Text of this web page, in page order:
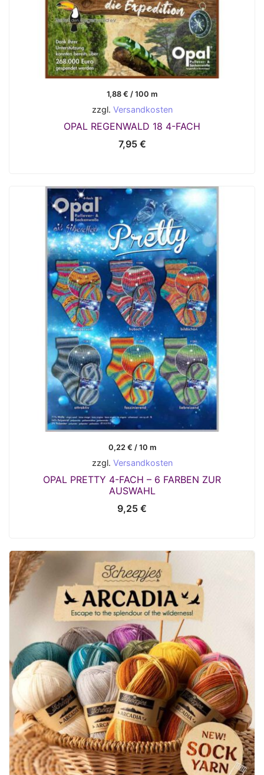
1,88 € / 100 m
zzgl. Versandkosten
OPAL REGENWALD 18 4-FACH
7,95 €
0,22 € / 10 m
zzgl. Versandkosten
OPAL PRETTY 4-FACH – 6 FARBEN ZUR
AUSWAHL
9,25 €